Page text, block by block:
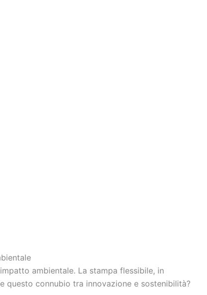
ambientale. La stampa flessibile, in
questo connubio tra innovazione e sostenibilità?